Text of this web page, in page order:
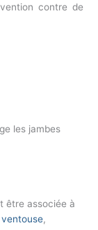
contre de
les jambes
être associée à
ventouse,